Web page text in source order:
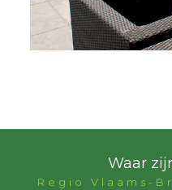
Waar
Regio Vlaams-